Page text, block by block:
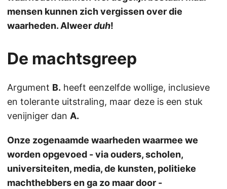
mensen kunnen zich vergissen over die
waarheden. Alweerduh!
De machtsgreep
Argument B. heeft eenzelfde wollige, inclusieve
en tolerante uitstraling, maar deze is een stuk
venijniger dan A.
Onze zogenaamde waarheden waarmee we
worden opgevoed - via ouders, scholen,
universiteiten, media, de kunsten, politieke
machthebbers en ga zo maar door -